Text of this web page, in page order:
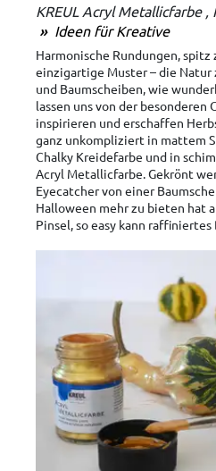
KREUL Acryl Metallicfarbe
Ideen für Kreative
Harmonische Rundungen,
einzigartige Muster – die Natur
und Baumscheiben, wie
lassen uns von der
inspirieren und erschaffen
ganz unkompliziert in mattem
Chalky Kreidefarbe und in
Acryl Metallicfarbe. Gekrönt
Eyecatcher von einer
Halloween mehr zu bieten hat
Pinsel, so easy kann raffiniertes